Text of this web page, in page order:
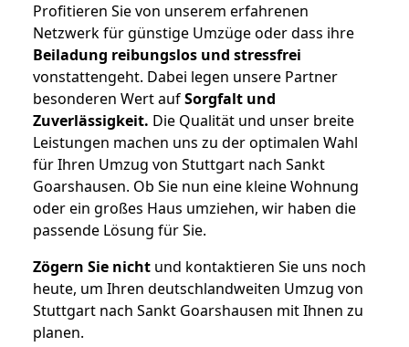
Profitieren Sie von unserem erfahrenen
Netzwerk für günstige Umzüge oder dass ihre
Beiladung reibungslos und stressfrei
vonstattengeht. Dabei legen unsere Partner
besonderen Wert aufSorgfalt und
Zuverlässigkeit. Die Qualität und unser breite
Leistungen machen uns zu der optimalen Wahl
für Ihren Umzug von Stuttgart nach Sankt
Goarshausen. Ob Sie nun eine kleine Wohnung
oder ein großes Haus umziehen, wir haben die
passende Lösung für Sie.
Zögern Sie nicht und kontaktieren Sie uns noch
heute, um Ihren deutschlandweiten Umzug von
Stuttgart nach Sankt Goarshausen mit Ihnen zu
planen.